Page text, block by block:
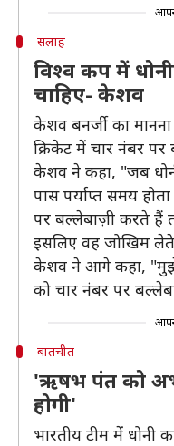
सलाह
विश्व कप में
चाहिए- केशव
केशव बनर्जी का
क्रिकेट में चार नंबर पर
केशव ने कहा, "जब
पास पर्याप्त समय
पर बल्लेबाज़ी करते हैं
इसलिए वह जोखिम
केशव ने आगे कहा, "मुझे
को चार नंबर पर
बातचीत
'ऋषभ पंत को
होगी'
भारतीय टीम में